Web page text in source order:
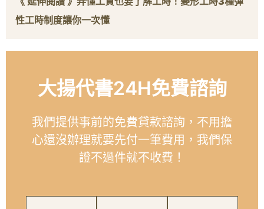
性工時制度讓你一次懂
大揚代書24H免費諮詢
我們提供事前的免費貸款諮詢，不用擔
心還沒辦理就要先付一筆費用，我們保
證不過件就不收費！